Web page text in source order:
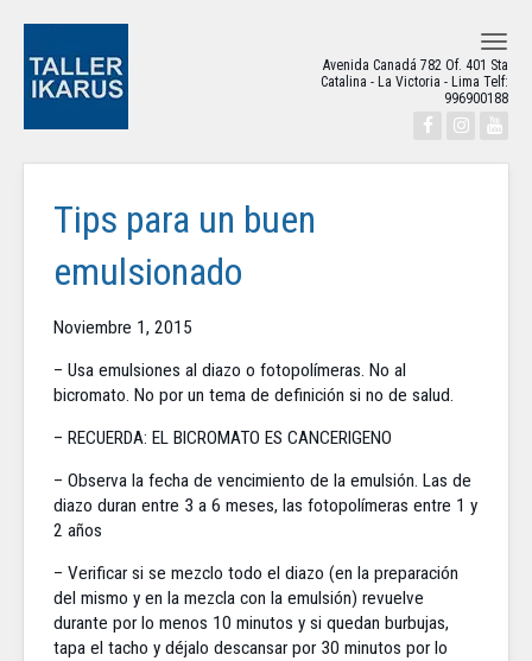
Avenida Canadá 782 Of. 401 Sta
Catalina - La Victoria - Lima Telf:
996900188
Tips para un buen
emulsionado
Noviembre 1, 2015
– Usa emulsiones al diazo o fotopolímeras. No al
bicromato. No por un tema de definición si no de salud.
– RECUERDA: EL BICROMATO ES CANCERIGENO
– Observa la fecha de vencimiento de la emulsión. Las de
diazo duran entre 3 a 6 meses, las fotopolímeras entre 1 y
2 años
– Verificar si se mezclo todo el diazo (en la preparación
del mismo y en la mezcla con la emulsión) revuelve
durante por lo menos 10 minutos y si quedan burbujas,
tapa el tacho y déjalo descansar por 30 minutos por lo